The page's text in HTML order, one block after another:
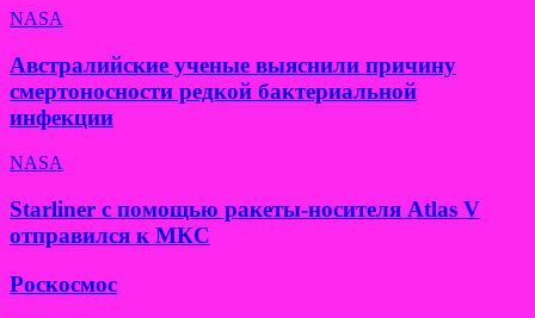
NASA
Австралийские ученые выяснили причину
смертоносности редкой бактериальной
инфекции
NASA
Starliner с помощью ракеты-носителя Atlas V
отправился к МКС
Роскосмос